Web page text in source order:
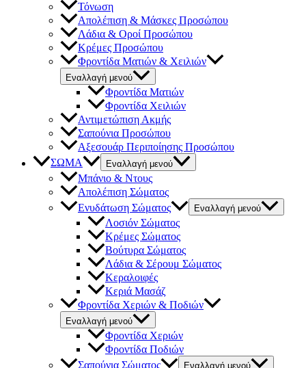
Τόνωση
Απολέπιση & Μάσκες Προσώπου
Λάδια & Οροί Προσώπου
Κρέμες Προσώπου
Φροντίδα Ματιών & Χειλιών
Εναλλαγή μενού
Φροντίδα Ματιών
Φροντίδα Χειλιών
Αντιμετώπιση Ακμής
Σαπούνια Προσώπου
Αξεσουάρ Περιποίησης Προσώπου
ΣΩΜΑ
Εναλλαγή μενού
Μπάνιο & Ντους
Απολέπιση Σώματος
Ενυδάτωση Σώματος
Εναλλαγή μενού
Λοσιόν Σώματος
Κρέμες Σώματος
Βούτυρα Σώματος
Λάδια & Σέρουμ Σώματος
Κεραλοιφές
Κεριά Μασάζ
Φροντίδα Χεριών & Ποδιών
Εναλλαγή μενού
Φροντίδα Χεριών
Φροντίδα Ποδιών
Σαπούνια Σώματος
Εναλλαγή μενού